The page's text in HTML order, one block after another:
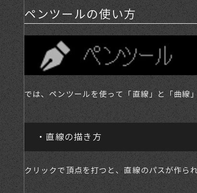
ペンツールの使い方
では、ペンツールを使って「直線」と「曲線
・直線の描き方
クリックで頂点を打つと、直線のパスが作られ